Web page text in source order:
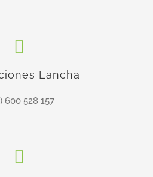
Lancha
600 528 157